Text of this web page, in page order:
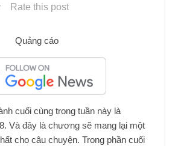
Rate this post
Quảng cáo
cuối cùng trong tuần này là
Và đây là chương sẽ mang lại một
cho câu chuyện. Trong phần cuối